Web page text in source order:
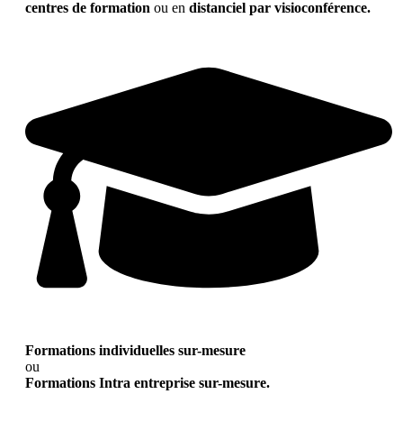
centres de formation ou en distanciel par visioconférence.
Formations individuelles sur-mesure
ou
Formations Intra entreprise sur-mesure.